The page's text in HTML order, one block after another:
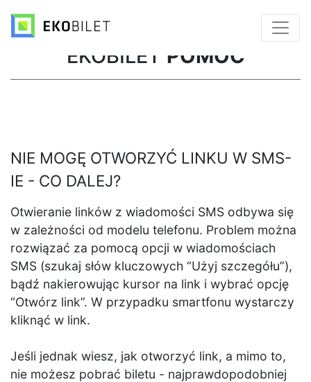
EKOBILET POMOC
NIE MOGĘ OTWORZYĆ LINKU W SMS-
IE - CO DALEJ?
Otwieranie linków z wiadomości SMS odbywa się
w zależności od modelu telefonu. Problem można
rozwiązać za pomocą opcji w wiadomościach
SMS (szukaj słów kluczowych “Użyj szczegółu”),
bądź nakierowując kursor na link i wybrać opcję
“Otwórz link”. W przypadku smartfonu wystarczy
kliknąć w link.
Jeśli jednak wiesz, jak otworzyć link, a mimo to,
nie możesz pobrać biletu - najprawdopodobniej